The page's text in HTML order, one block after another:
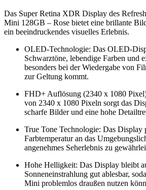
Das Super Retina XDR Display des
Mini 128GB – Rose bietet eine brillante
ein beeindruckendes visuelles Erlebnis.
OLED-Technologie: Das OLED-
Schwarztöne, lebendige Farben und
besonders bei der Wiedergabe von
zur Geltung kommt.
FHD+ Auflösung (2340 x 1080
von 2340 x 1080 Pixeln sorgt das
scharfe Bilder und eine hohe
True Tone Technologie: Das Display
Farbtemperatur an das
angenehmes Seherlebnis zu
Hohe Helligkeit: Das Display bleibt
Sonneneinstrahlung gut ablesbar,
Mini problemlos draußen nutzen